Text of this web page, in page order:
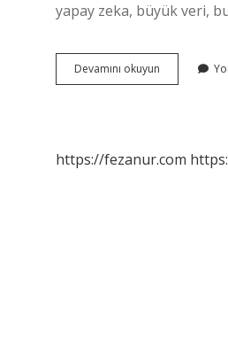
yapay zeka, büyük veri,
Devamını okuyun
Dönüşüm
Nedir
https://fezanur.com